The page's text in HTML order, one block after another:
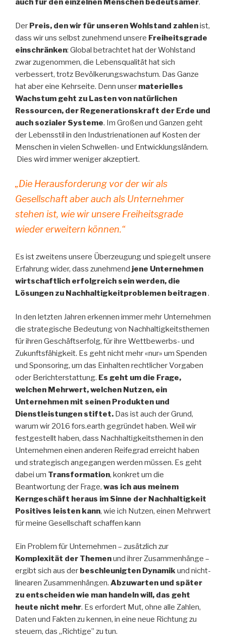
auch für den einzelnen Menschen bedeutsamer.
Der Preis, den wir für unseren Wohlstand zahlenist,
dass wir uns selbst zunehmend unsere Freiheitsgrade
einschränken: Global betrachtet hat der Wohlstand
zwar zugenommen, die Lebensqualität hat sich
verbessert, trotz Bevölkerungswachstum. Das Ganze
hat aber eine Kehrseite. Denn unser materielles
Wachstum geht zu Lasten von natürlichen
Ressourcen, der Regenerationskraft der Erde und
auch sozialer Systeme. Im Großen und Ganzen geht
der Lebensstil in den Industrienationen auf Kosten der
Menschen in vielen Schwellen- und Entwicklungsländern.
Dies wird immer weniger akzeptiert.
„Die Herausforderung vor der wir als
Gesellschaft aber auch als Unternehmer
stehen ist, wie wir unsere Freiheitsgrade
wieder erweitern können.“
Es ist zweitens unsere Überzeugung und spiegelt unsere
Erfahrung wider, dass zunehmend jene Unternehmen
wirtschaftlich erfolgreich sein werden, die
Lösungen zu Nachhaltigkeitproblemen beitragen.
In den letzten Jahren erkennen immer mehr Unternehmen
die strategische Bedeutung von Nachhaltigkeitsthemen
für ihren Geschäftserfolg, für ihre Wettbewerbs- und
Zukunftsfähigkeit. Es geht nicht mehr «nur» um Spenden
und Sponsoring, um das Einhalten rechtlicher Vorgaben
oder Berichterstattung. Es geht um die Frage,
welchen Mehrwert, welchen Nutzen, ein
Unternehmen mit seinen Produkten und
Dienstleistungen stiftet. Das ist auch der Grund,
warum wir 2016 fors.earth gegründet haben. Weil wir
festgestellt haben, dass Nachhaltigkeitsthemen in den
Unternehmen einen anderen Reifegrad erreicht haben
und strategisch angegangen werden müssen. Es geht
dabei um Transformation, konkret um die
Beantwortung der Frage, was ich aus meinem
Kerngeschäft heraus im Sinne der Nachhaltigkeit
Positives leisten kann, wie ich Nutzen, einen Mehrwert
für meine Gesellschaft schaffen kann
Ein Problem für Unternehmen – zusätzlich zur
Komplexität der Themenund ihrer Zusammenhänge –
ergibt sich aus der beschleunigten Dynamikund nicht-
linearen Zusammenhängen. Abzuwarten und später
zu entscheiden wie man handeln will, das geht
heute nicht mehr. Es erfordert Mut, ohne alle Zahlen,
Daten und Fakten zu kennen, in eine neue Richtung zu
steuern, das „Richtige” zu tun.